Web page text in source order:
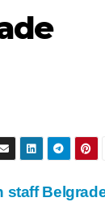
staff